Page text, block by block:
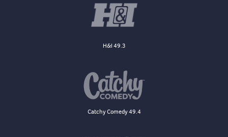
H&I 49.3
Catchy Comedy 49.4